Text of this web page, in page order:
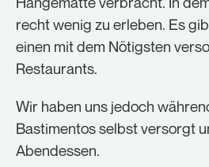
recht wenig zu erleben. Es
einen mit dem Nötigsten
Restaurants.
Wir haben uns jedoch
Bastimentos selbst versorgt
Abendessen.